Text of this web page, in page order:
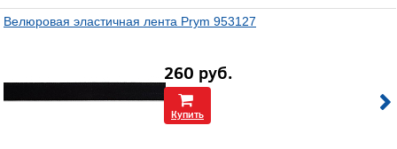
Велюровая эластичная лента Prym 953127
260 руб.
Купить